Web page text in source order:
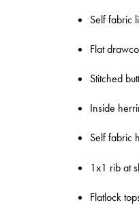
Self fabric
Flat
Stitched
Inside
Self fabric
1x1 rib at
Flatlock